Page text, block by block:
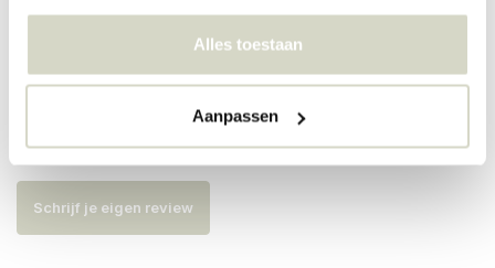
Alles toestaan
Aanpassen
EAN 5711173344970
Reviews
Er zijn nog geen reviews geschreven over dit product..
Schrijf je eigen review